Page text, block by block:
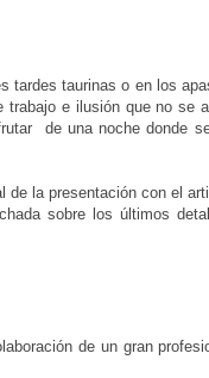
tardes taurinas o en los
trabajo e ilusión que no se
de una noche donde
de la presentación con el
sobre los últimos
de un gran